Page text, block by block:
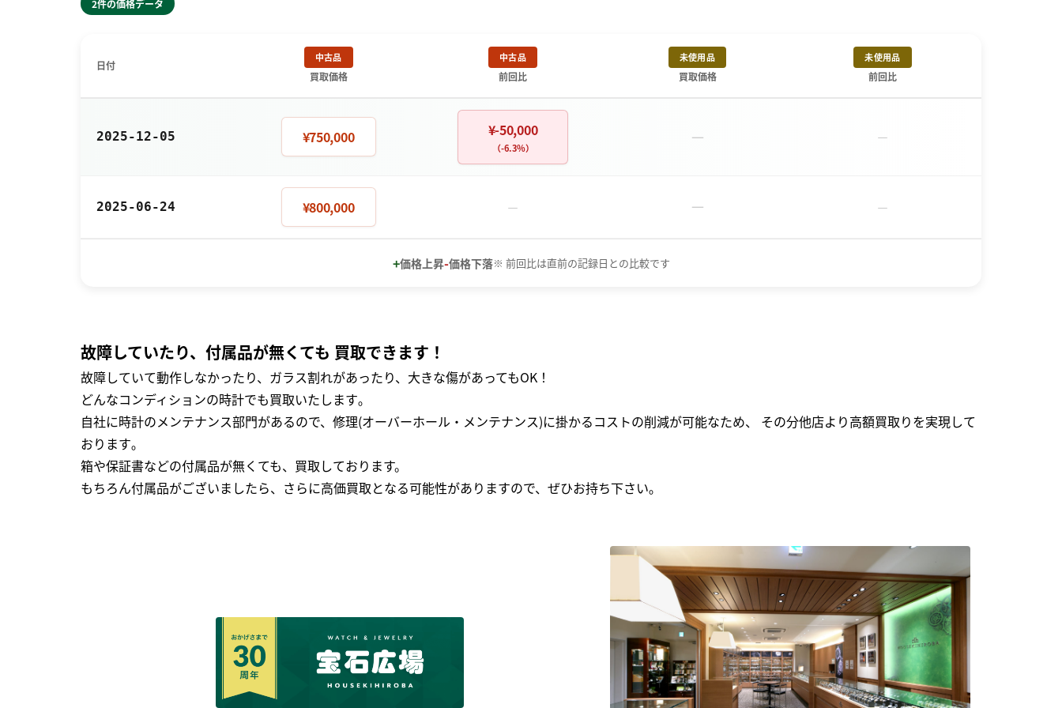
2件の価格データ
日付
中古品
買取価格
中古品
前回比
未使用品
買取価格
未使用品
前回比
2025-12-05 ¥750,000 ¥-50,000
（-6.3%） － －
2025-06-24 ¥800,000 － － －
+価格上昇-価格下落※ 前回比は直前の記録日との比較です
故障していたり、付属品が無くても 買取できます！
故障していて動作しなかったり、ガラス割れがあったり、大きな傷があってもOK！
どんなコンディションの時計でも買取いたします｡
自社に時計のメンテナンス部門があるので、修理(オーバーホール・メンテナンス)に掛かるコストの削減が可能なため、 その分他店より高額買取りを実現して
おります｡
箱や保証書などの付属品が無くても、買取しております。
もちろん付属品がございましたら、さらに高価買取となる可能性がありますので、ぜひお持ち下さい｡